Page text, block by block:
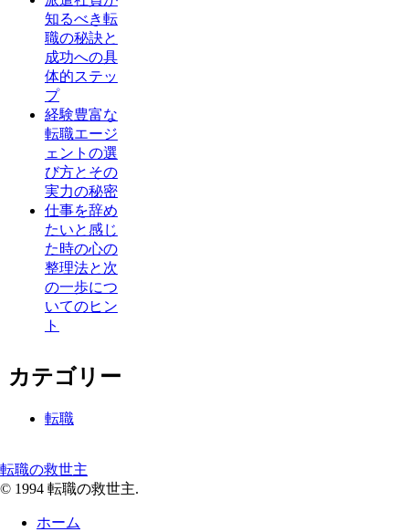
知るべき転
職の秘訣と
成功への具
体的ステッ
プ
経験豊富な
転職エージ
ェントの選
び方とその
実力の秘密
仕事を辞め
たいと感じ
た時の心の
整理法と次
の一歩につ
いてのヒン
ト
カテゴリー
転職
転職の救世主
© 1994 転職の救世主.
ホーム